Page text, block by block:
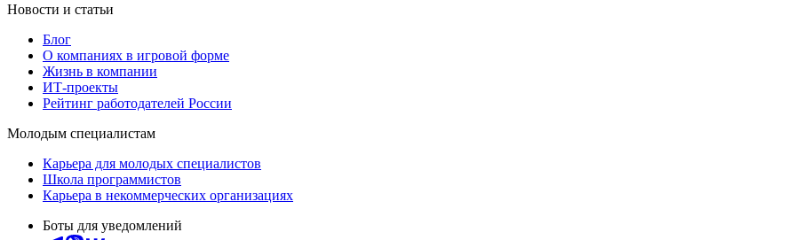
Новости и статьи
Блог
О компаниях в игровой форме
Жизнь в компании
ИТ-проекты
Рейтинг работодателей России
Молодым специалистам
Карьера для молодых специалистов
Школа программистов
Карьера в некоммерческих организациях
Боты для уведомлений